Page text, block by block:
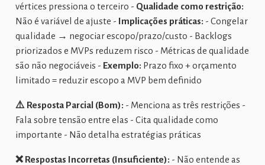
vértices pressiona o terceiro - Qualidade como restrição:
Não é variável de ajuste - Implicações práticas: - Congelar
qualidade → negociar escopo/prazo/custo - Backlogs
priorizados e MVPs reduzem risco - Métricas de qualidade
são não negociáveis - Exemplo: Prazo fixo + orçamento
limitado = reduzir escopo a MVP bem definido
⚠️ Resposta Parcial (Bom): - Menciona as três restrições -
Fala sobre tensão entre elas - Cita qualidade como
importante - Não detalha estratégias práticas
❌ Respostas Incorretas (Insuficiente): - Não entende as